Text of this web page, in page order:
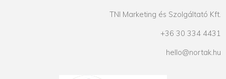
TNI Marketing és Szolgáltató Kft.
+36 30 334 4431
hello@nortak.hu